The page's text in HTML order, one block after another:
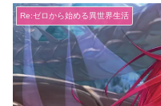
Re:ゼロから始める異世界生活